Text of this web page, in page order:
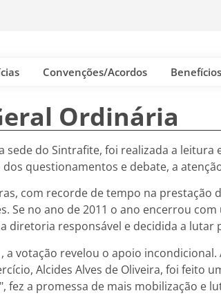
Convenções/Acordos Benefícios
Ordinária
sede do Sintrafite, foi realizada a
questionamentos e debate, a
com recorde de tempo na
Se no ano de 2011 o ano encerrou
diretoria responsável e decidida a
a votação revelou o apoio
Alcides Alves de Oliveira, foi feito
fez a promessa de mais mobilização e